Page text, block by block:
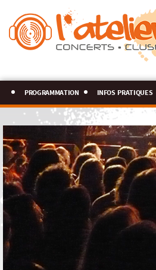
programmation infos pratiques